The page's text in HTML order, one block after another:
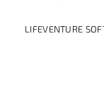
LIFEVENTURE